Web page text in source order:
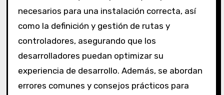
necesarios para una instalación correcta, así
como la definición y gestión de rutas y
controladores, asegurando que los
desarrolladores puedan optimizar su
experiencia de desarrollo. Además, se abordan
errores comunes y consejos prácticos para